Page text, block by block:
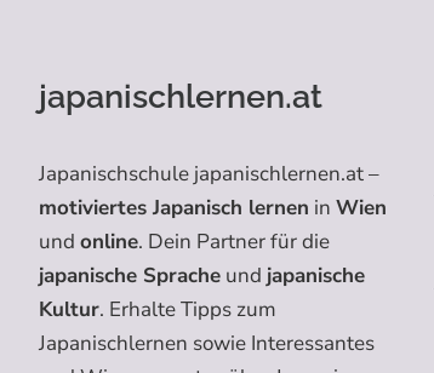
japanischlernen.at
Japanischschule japanischlernen.at –
motiviertes Japanisch lernen in Wien
und online. Dein Partner für die
japanische Spracheund japanische
Kultur. Erhalte Tipps zum
Japanischlernen sowie Interessantes